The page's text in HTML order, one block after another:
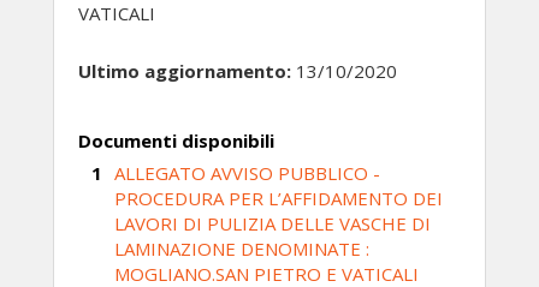
VATICALI
Ultimo aggiornamento: 13/10/2020
Documenti disponibili
ALLEGATO AVVISO PUBBLICO -
PROCEDURA PER L’AFFIDAMENTO DEI
LAVORI DI PULIZIA DELLE VASCHE DI
LAMINAZIONE DENOMINATE :
MOGLIANO.SAN PIETRO E VATICALI